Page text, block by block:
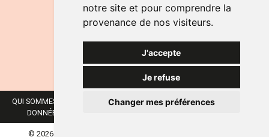
notre site et pour comprendre la
provenance de nos visiteurs.
J'accepte
Je refuse
Changer mes préférences
QUI SOMMES-NOUS ? NOS MARQUES MENTIONS LÉGALES
DONNÉES PERSONNELLES
© 2026 JUFARMA